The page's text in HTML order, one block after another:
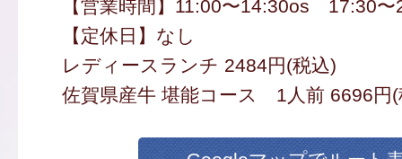
【営業時間】11:00〜14:30os 17:30〜
【定休日】なし
レディースランチ 2484円(税込)
佐賀県産牛 堪能コース 1人前 6696